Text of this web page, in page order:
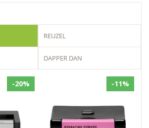
REUZEL
DAPPER DAN
-20% -11%